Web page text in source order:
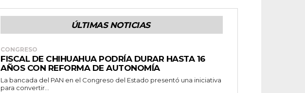
ÚLTIMAS NOTICIAS
CONGRESO
FISCAL DE CHIHUAHUA PODRÍA DURAR HASTA 16
AÑOS CON REFORMA DE AUTONOMÍA
La bancada del PAN en el Congreso del Estado presentó una iniciativa
para convertir...